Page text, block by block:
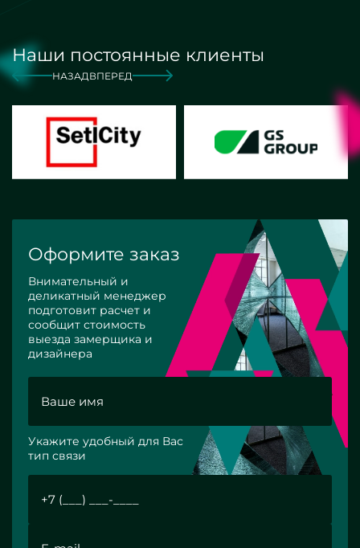
Наши постоянные клиенты
НАЗАД ВПЕРЕД
Оформите заказ
Внимательный и
деликатный менеджер
подготовит расчет и
сообщит стоимость
выезда замерщика и
дизайнера
Укажите удобный для Вас
тип связи